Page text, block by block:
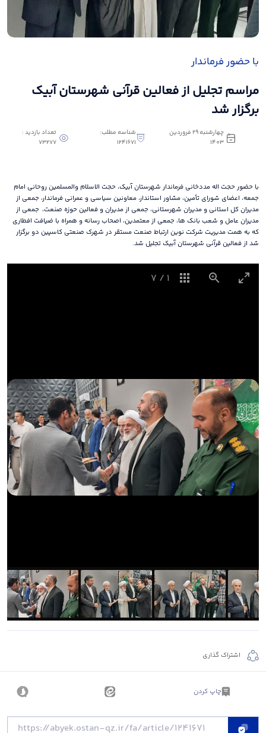
با حضور فرماندار
مراسم تجلیل از فعالین قرآنی شهرستان آبیک
برگزار شد
چهارشنبه 29 فروردین
1403
شناسه مطلب:
1241671
تعداد بازدید :
73277
با حضور حجت اله مددخانی فرماندار شهرستان آبیک، حجت الاسلام والمسلمین روحانی امام
جمعه، اعضای شورای تأمین، مشاور استاندار، معاونین سیاسی و عمرانی فرماندار، جمعی از
مدیران کل استانی و مدیران شهرستانی، جمعی از مدیران و فعالین حوزه صنعت، جمعی از
مدیران عامل و شعب بانک ها، جمعی از معتمدین، اصحاب رسانه و همراه با ضیافت افطاری
که به همت مدیریت شرکت نوین ارتباط صنعت مستقر در شهرک صنعتی کاسپین دو برگزار
شد از فعالین قرآنی شهرستان آبیک تجلیل شد.
1
/
7
اشتراک گذاری
چاپ کردن